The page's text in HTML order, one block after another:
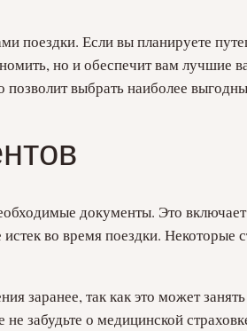
поездки. Если вы планируете
но и обеспечит вам лучшие
позволит выбрать наиболее
документы. Это
во время поездки.
заранее, так как это может
забудьте о медицинской